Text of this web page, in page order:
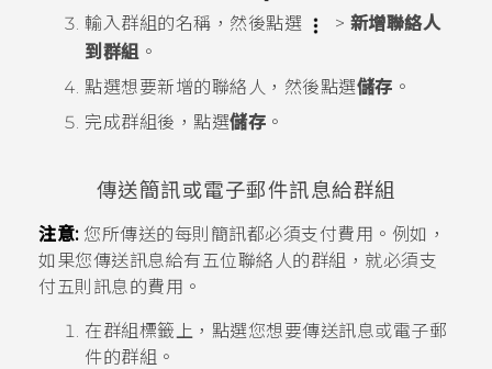
輸入群組的名稱，然後點選
> 新增聯絡人
到群組 。
點選想要新增的聯絡人，然後點選儲存 。
完成群組後，點選儲存 。
傳送簡訊或電子郵件訊息給群組
注意:您所傳送的每則簡訊都必須支付費用。例如，
如果您傳送訊息給有五位聯絡人的群組，就必須支
付五則訊息的費用。
在群組標籤上，點選您想要傳送訊息或電子郵
件的群組。